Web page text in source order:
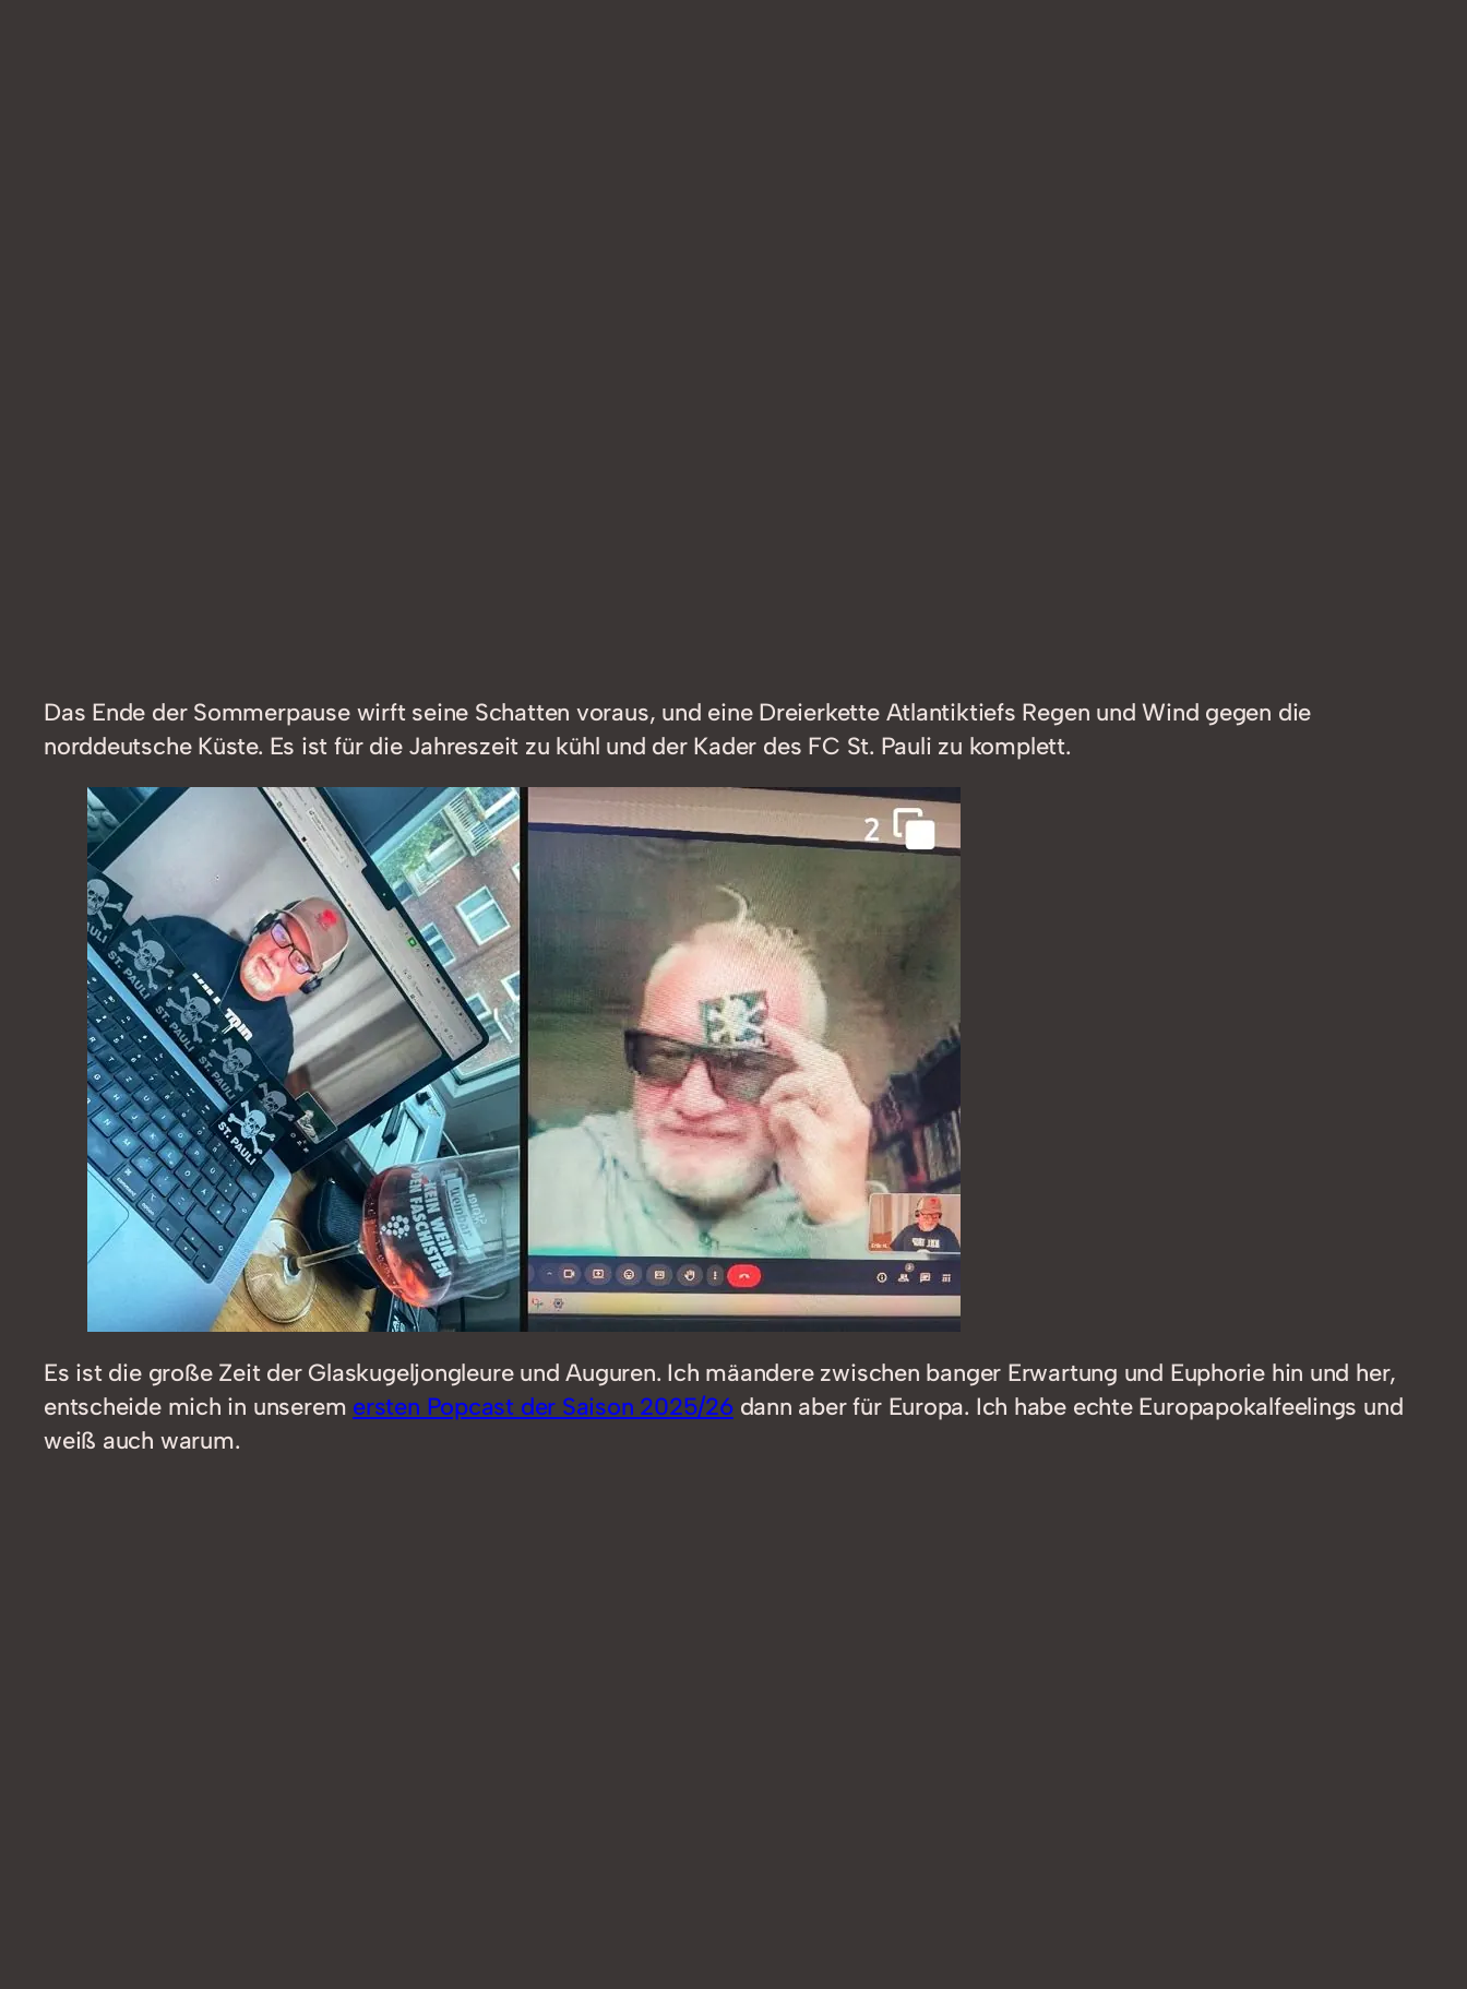
Das Ende der Sommerpause wirft seine Schatten voraus, und eine Dreierkette Atlantiktiefs Regen und Wind gegen die
norddeutsche Küste. Es ist für die Jahreszeit zu kühl und der Kader des FC St. Pauli zu komplett.
Es ist die große Zeit der Glaskugeljongleure und Auguren. Ich mäandere zwischen banger Erwartung und Euphorie hin und her,
entscheide mich in unserem ersten Popcast der Saison 2025/26dann aber für Europa. Ich habe echte Europapokalfeelings und
weiß auch warum.